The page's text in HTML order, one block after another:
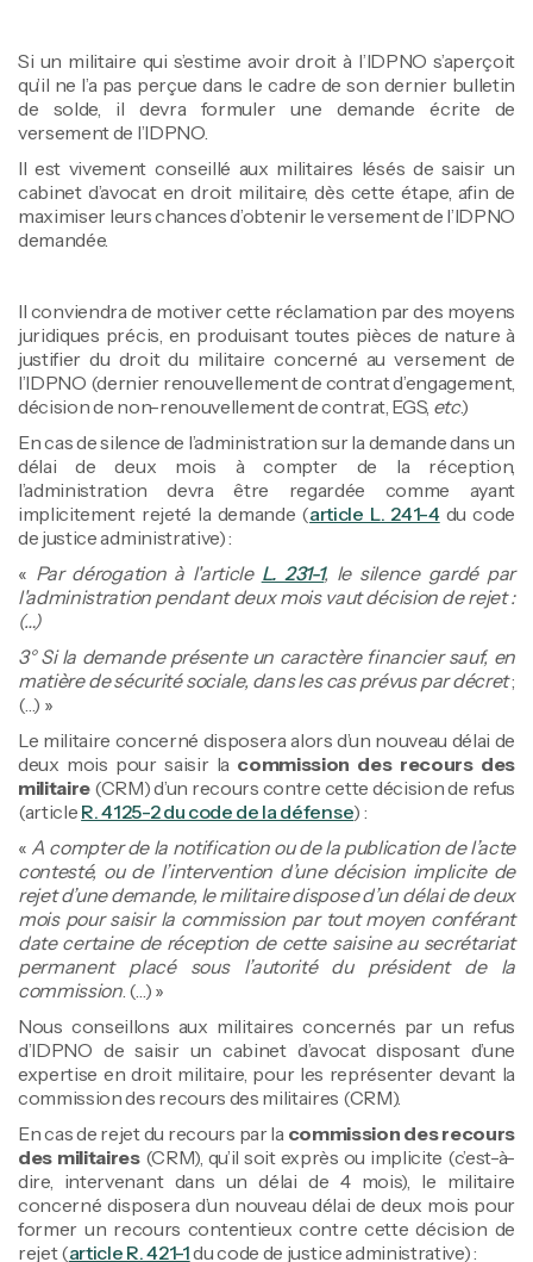
Si un militaire qui s’estime avoir droit à l’IDPNO s’aperçoit
qu’il ne l’a pas perçue dans le cadre de son dernier bulletin
de solde, il devra formuler une demande écrite de
versement de l’IDPNO.
Il est vivement conseillé aux militaires lésés de saisir un
cabinet d’avocat en droit militaire, dès cette étape, afin de
maximiser leurs chances d’obtenir le versement de l’IDPNO
demandée.
Il conviendra de motiver cette réclamation par des moyens
juridiques précis, en produisant toutes pièces de nature à
justifier du droit du militaire concerné au versement de
l’IDPNO (dernier renouvellement de contrat d’engagement,
décision de non-renouvellement de contrat, EGS, etc.)
En cas de silence de l’administration sur la demande dans un
délai de deux mois à compter de la réception,
l’administration devra être regardée comme ayant
implicitement rejeté la demande (article L. 241-4 du code
de justice administrative) :
« Par dérogation à l'article L. 231-1, le silence gardé par
l'administration pendant deux mois vaut décision de rejet :
(…)
3° Si la demande présente un caractère financier sauf, en
matière de sécurité sociale, dans les cas prévus par décret;
(…) »
Le militaire concerné disposera alors d’un nouveau délai de
deux mois pour saisir la commission des recours des
militaire (CRM) d’un recours contre cette décision de refus
(article R. 4125-2 du code de la défense) :
« A compter de la notification ou de la publication de l’acte
contesté, ou de l’intervention d’une décision implicite de
rejet d’une demande, le militaire dispose d’un délai de deux
mois pour saisir la commission par tout moyen conférant
date certaine de réception de cette saisine au secrétariat
permanent placé sous l’autorité du président de la
commission. (…) »
Nous conseillons aux militaires concernés par un refus
d’IDPNO de saisir un cabinet d’avocat disposant d’une
expertise en droit militaire, pour les représenter devant la
commission des recours des militaires (CRM).
En cas de rejet du recours par la commission des recours
des militaires(CRM), qu’il soit exprès ou implicite (c’est-à-
dire, intervenant dans un délai de 4 mois), le militaire
concerné disposera d’un nouveau délai de deux mois pour
former un recours contentieux contre cette décision de
rejet (article R. 421-1du code de justice administrative) :